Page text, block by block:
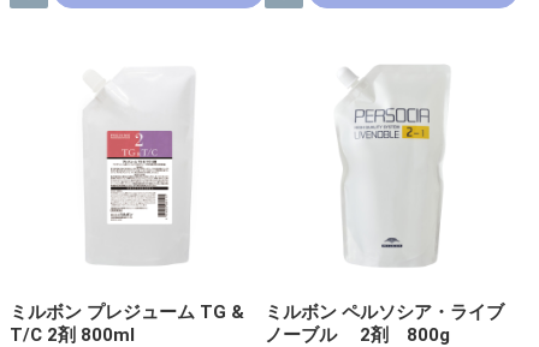
ミルボン プレジューム TG &
T/C 2剤 800ml
ミルボン ペルソシア・ライブ
ノーブル 2剤 800g